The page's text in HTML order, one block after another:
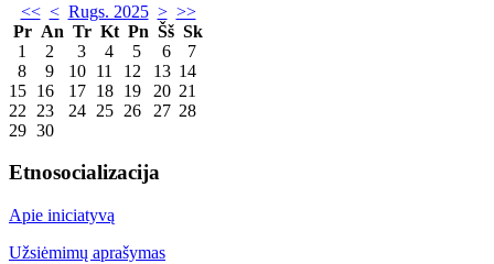
<< < Rugs. 2025 > >>
Pr An Tr Kt Pn Šš Sk
1
2 3 4 5 6
7
8
9 10 11 12 13 14
15 16 17 18 19 20 21
22
23 24 25 26 27 28
29 30
Etnosocializacija
Apie iniciatyvą
Užsiėmimų aprašymas